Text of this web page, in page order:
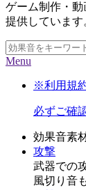
ゲーム制作・
提供しています
Menu
※利用規
必ずご確
効果音素
攻撃
武器での
風切り音